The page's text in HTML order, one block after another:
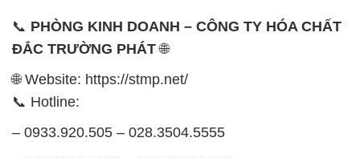
– 0933.920.505 – 028.3504.5555
028.3756.1841- 028.3756.1842
0902.765.866